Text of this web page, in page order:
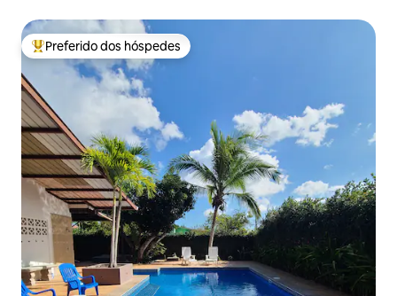
Entre os melhores preferidos dos hóspedes
Preferido dos hóspedes